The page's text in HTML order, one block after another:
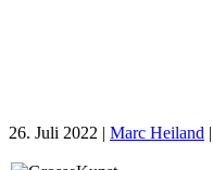
26. Juli 2022 | Marc Heiland |